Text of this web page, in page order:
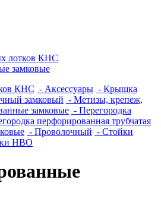
лотков КНС
замковые
КНС - Аксессуары - Крышка
замковый - Метизы, крепеж,
замковые - Перегородка
перфорированная трубчатая
- Проволочный - Стойки
НВО